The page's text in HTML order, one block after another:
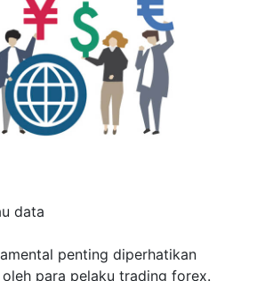
data
penting diperhatikan
para pelaku trading forex.